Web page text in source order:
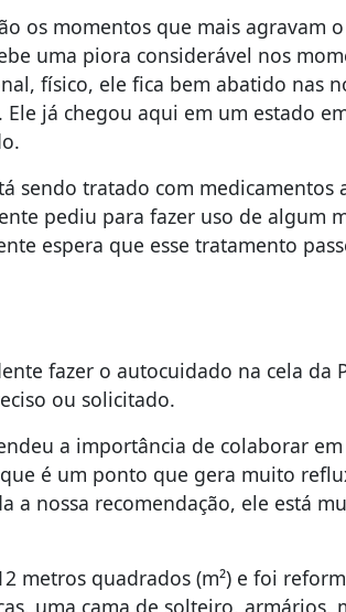
os momentos que mais agravam
uma piora considerável nos
físico, ele fica bem abatido nas
já chegou aqui em um estado
sendo tratado com medicamentos
pediu para fazer uso de algum
espera que esse tratamento
fazer o autocuidado na cela da
ou solicitado.
a importância de colaborar
é um ponto que gera muito
a nossa recomendação, ele está
metros quadrados (m²) e foi
uma cama de solteiro, armários,